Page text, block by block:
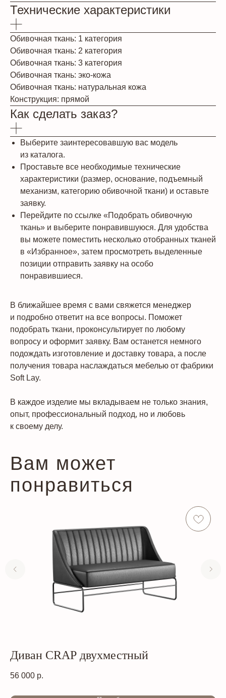
Технические характеристики
Обивочная ткань: 1 категория
Обивочная ткань: 2 категория
Обивочная ткань: 3 категория
Обивочная ткань: эко-кожа
Обивочная ткань: натуральная кожа
Конструкция: прямой
Как сделать заказ?
Выберите заинтересовавшую вас модель
из каталога.
Проставьте все необходимые технические
характеристики (размер, основание, подъемный
механизм, категорию обивочной ткани) и оставьте
заявку.
Перейдите по ссылке «Подобрать обивочную
ткань» и выберите понравившуюся. Для удобства
вы можете поместить несколько отобранных тканей
в «Избранное», затем просмотреть выделенные
позиции отправить заявку на особо
понравившиеся.
В ближайшее время с вами свяжется менеджер
и подробно ответит на все вопросы. Поможет
подобрать ткани, проконсультирует по любому
вопросу и оформит заявку. Вам останется немного
подождать изготовление и доставку товара, а после
получения товара наслаждаться мебелью от фабрики
Soft Lay.
В каждое изделие мы вкладываем не только знания,
опыт, профессиональный подход, но и любовь
к своему делу.
Вам может
понравиться
Диван CRAP двухместный
56 000 р.